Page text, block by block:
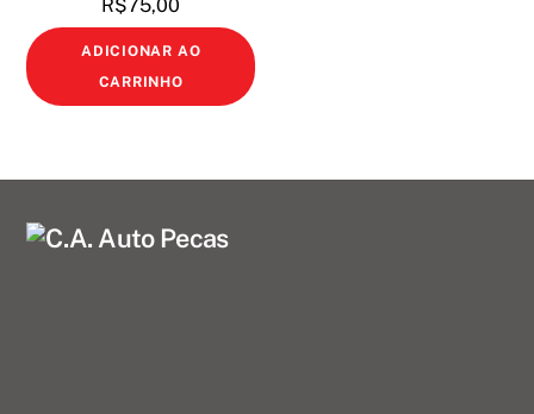
R$75,00
ADICIONAR AO
CARRINHO